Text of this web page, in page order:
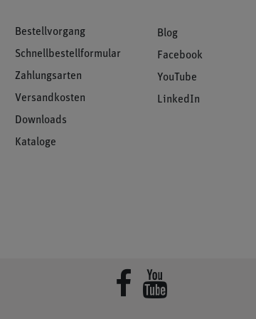
Bestellvorgang
Schnellbestellformular
Zahlungsarten
Versandkosten
Downloads
Kataloge
Blog
Facebook
YouTube
LinkedIn